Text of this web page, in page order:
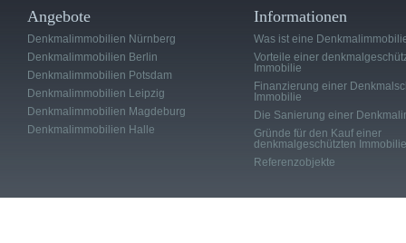
Angebote
Denkmalimmobilien Nürnberg
Denkmalimmobilien Berlin
Denkmalimmobilien Potsdam
Denkmalimmobilien Leipzig
Denkmalimmobilien Magdeburg
Denkmalimmobilien Halle
Informationen
Was ist eine
Vorteile einer
Immobilie
Finanzierung einer
Immobilie
Die Sanierung einer
Gründe für den Kauf einer
denkmalgeschützten Immobilie
Referenzobjekte